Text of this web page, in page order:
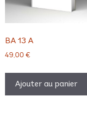
BA 13 A
49,00 €
Ajouter au panier